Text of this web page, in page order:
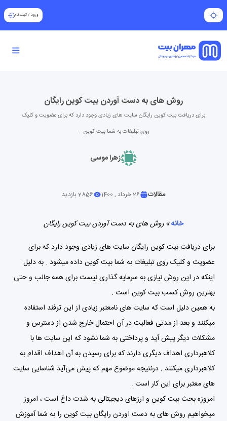
ورود /ثبت نام
روش های به دست آوردن بیت کوین رایگان
برای دریافت بیت کوین رایگان سایت های زیادی وجود دارد که برای عضویت و کلیک
روی تبلیغات به شما بیت کوین …
زهرا موسی
مقالات 26 خرداد , 1400 2856 بازدید
خانه» روش های به دست آوردن بیت کوین رایگان
برای دریافت بیت کوین رایگان سایت های زیادی وجود دارد که برای
عضویت و کلیک روی تبلیغات به شما بیت کوین داده میشود . به دلیل
اینکه در این روش نیازی به سرمایه گذاری نیست برای همه جالب و حتی
بهترین روش کسب بیت کوین است .
به همین دلیل است که سایت های نامعتبر زیادی از این ترفند استفاده
میکنند و بعد از مدتی فعالیت در آن احتمال خارج شدن از دسترس و
مشکلات دیگر پیش آید و پرداختی به شما نشود که این سایت ها با
کلاهبرداری اهداف دیگری دارند که برای رسیدن به آن اهداف اقدام به
کلاهبرداری میکنند . درنتیجه موضوع مهم که پیش می‌آید شناسایی سایت
های معتبر برای این کار است .
امروزه بحث بیت کوین و ارزهای دیجیتالی به شدت داغ است ، امروز
میخواهیم روش های به دست اوردن رایگان بیت کوین را به شما آموزش